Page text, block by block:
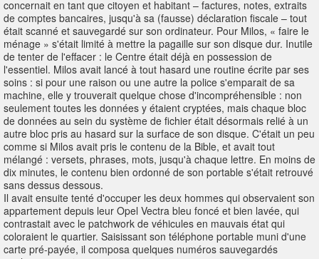
concernait en tant que citoyen et habitant – factures, notes, extraits
de comptes bancaires, jusqu'à sa (fausse) déclaration fiscale – tout
était scanné et sauvegardé sur son ordinateur. Pour Milos, « faire le
ménage » s'était limité à mettre la pagaille sur son disque dur. Inutile
de tenter de l'effacer : le Centre était déjà en possession de
l'essentiel. Milos avait lancé à tout hasard une routine écrite par ses
soins : si pour une raison ou une autre la police s'emparait de sa
machine, elle y trouverait quelque chose d'incompréhensible : non
seulement toutes les données y étaient cryptées, mais chaque bloc
de données au sein du système de fichier était désormais relié à un
autre bloc pris au hasard sur la surface de son disque. C'était un peu
comme si Milos avait pris le contenu de la Bible, et avait tout
mélangé : versets, phrases, mots, jusqu'à chaque lettre. En moins de
dix minutes, le contenu bien ordonné de son portable s'était retrouvé
sans dessus dessous.
Il avait ensuite tenté d'occuper les deux hommes qui observaient son
appartement depuis leur Opel Vectra bleu foncé et bien lavée, qui
contrastait avec le patchwork de véhicules en mauvais état qui
coloraient le quartier. Saisissant son téléphone portable muni d'une
carte pré-payée, il composa quelques numéros sauvegardés